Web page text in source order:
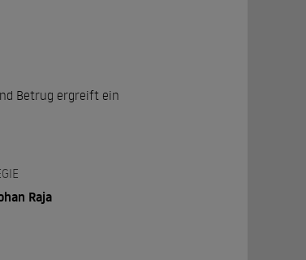
Betrug ergreift ein
Raja